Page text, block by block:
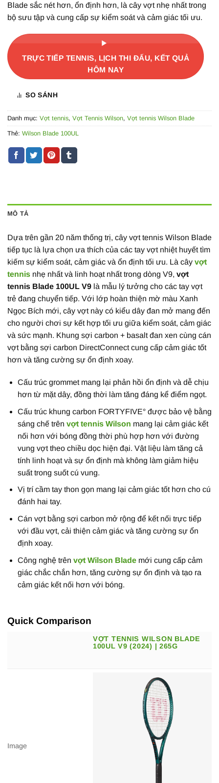
Blade sắc nét hơn, ổn định hơn, là cây vợt nhẹ nhất trong
bộ sưu tập và cung cấp sự kiểm soát và cảm giác tối ưu.
TRỰC TIẾP TENNIS, LỊCH THI ĐẤU, KẾT QUẢ
HÔM NAY
SO SÁNH
Danh mục: Vợt tennis, Vợt Tennis Wilson, Vợt tennis Wilson Blade
Thẻ: Wilson Blade 100UL
MÔ TẢ
Dựa trên gần 20 năm thống trị, cây vợt tennis Wilson Blade
tiếp tục là lựa chọn ưa thích của các tay vợt nhiệt huyết tìm
kiếm sự kiểm soát, cảm giác và ổn định tối ưu. Là cây vợt
tennis nhẹ nhất và linh hoạt nhất trong dòng V9, vợt
tennis Blade 100UL V9 là mẫu lý tưởng cho các tay vợt
trẻ đang chuyển tiếp. Với lớp hoàn thiện mờ màu Xanh
Ngọc Bích mới, cây vợt này có kiểu dây đan mở mang đến
cho người chơi sự kết hợp tối ưu giữa kiểm soát, cảm giác
và sức mạnh. Khung sợi carbon + basalt đan xen cùng cán
vợt bằng sợi carbon DirectConnect cung cấp cảm giác tốt
hơn và tăng cường sự ổn định xoay.
Cấu trúc grommet mang lại phản hồi ổn định và dễ chịu
hơn từ mặt dây, đồng thời làm tăng đáng kể điểm ngọt.
Cấu trúc khung carbon FORTYFIVE° được bảo vệ bằng
sáng chế trên vợt tennis Wilson mang lại cảm giác kết
nối hơn với bóng đồng thời phù hợp hơn với đường
vung vợt theo chiều dọc hiện đại. Vật liệu làm tăng cả
tính linh hoạt và sự ổn định mà không làm giảm hiệu
suất trong suốt cú vung.
Vị trí cầm tay thon gọn mang lại cảm giác tốt hơn cho cú
đánh hai tay.
Cán vợt bằng sợi carbon mở rộng để kết nối trực tiếp
với đầu vợt, cải thiện cảm giác và tăng cường sự ổn
định xoay.
Công nghệ trên vợt Wilson Blademới cung cấp cảm
giác chắc chắn hơn, tăng cường sự ổn định và tạo ra
cảm giác kết nối hơn với bóng.
Quick Comparison
VỢT TENNIS WILSON BLADE
100UL V9 (2024) | 265G
Image